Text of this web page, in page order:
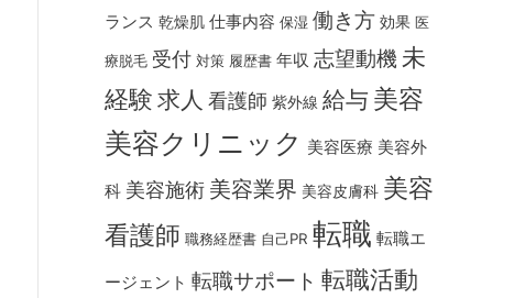
ランス 乾燥肌 仕事内容 保湿 働き方 効果 医
療脱毛 受付 対策 履歴書 年収 志望動機 未
経験 求人 看護師 紫外線 給与 美容
美容クリニック 美容医療 美容外
科 美容施術 美容業界 美容皮膚科 美容
看護師 職務経歴書 自己PR 転職 転職エ
ージェント 転職サポート 転職活動